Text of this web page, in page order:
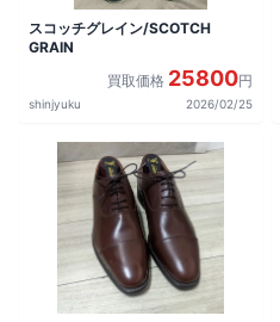
スコッチグレイン/SCOTCH
GRAIN
買取価格 25800円
shinjyuku 2026/02/25